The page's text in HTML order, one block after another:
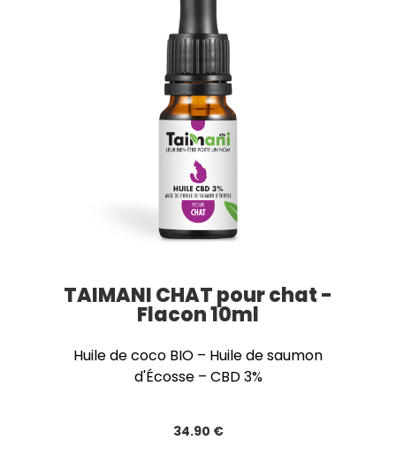
TAIMANI CHAT pour chat -
Flacon 10ml
Huile de coco BIO – Huile de saumon
d'Écosse – CBD 3%
34.90 €